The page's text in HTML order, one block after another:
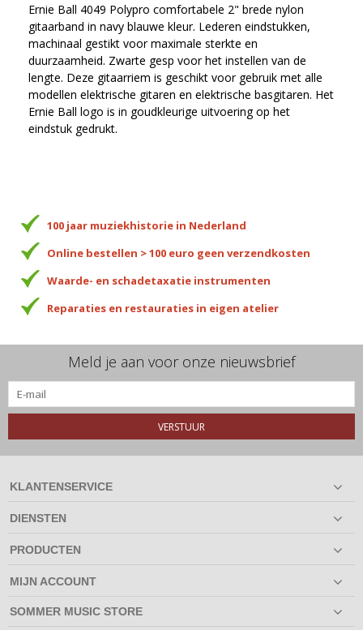
Ernie Ball 4049 Polypro comfortabele 2" brede nylon
gitaarband in navy blauwe kleur. Lederen eindstukken,
machinaal gestikt voor maximale sterkte en
duurzaamheid. Zwarte gesp voor het instellen van de
lengte. Deze gitaarriem is geschikt voor gebruik met alle
modellen elektrische gitaren en elektrische basgitaren. Het
Ernie Ball logo is in goudkleurige uitvoering op het
eindstuk gedrukt.
100 jaar muziekhistorie in Nederland
Online bestellen > 100 euro geen verzendkosten
Waarde- en schadetaxatie instrumenten
Reparaties en restauraties in eigen atelier
Meld je aan voor onze nieuwsbrief
VERSTUUR
KLANTENSERVICE
DIENSTEN
PRODUCTEN
MIJN ACCOUNT
SOMMER MUSIC STORE